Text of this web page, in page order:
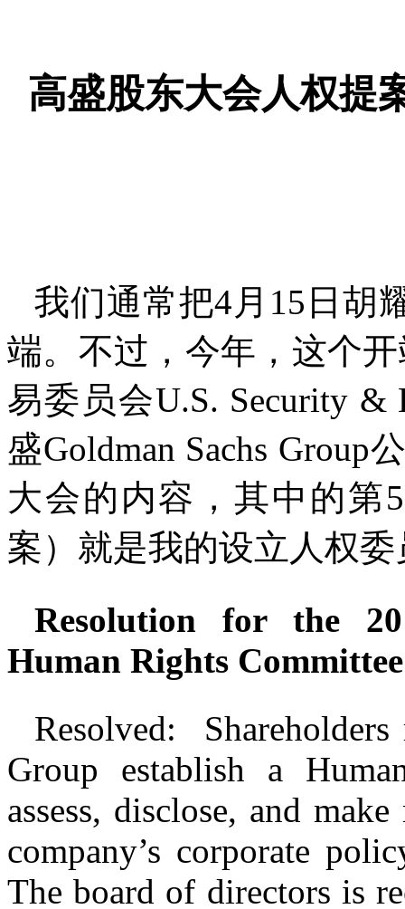
高盛股东大会人权提
我们通常把4 月 15 日胡
端。不过，今年，这个
易委员会U.S. Security &
盛Goldman Sachs Group
大会的内容，其中的第5
案）就是我的设立人权
Resolution for the
Human Rights Committee
Resolved: Shareholders
Group establish a
assess, disclose, and
company’s corporate
The board of directors is